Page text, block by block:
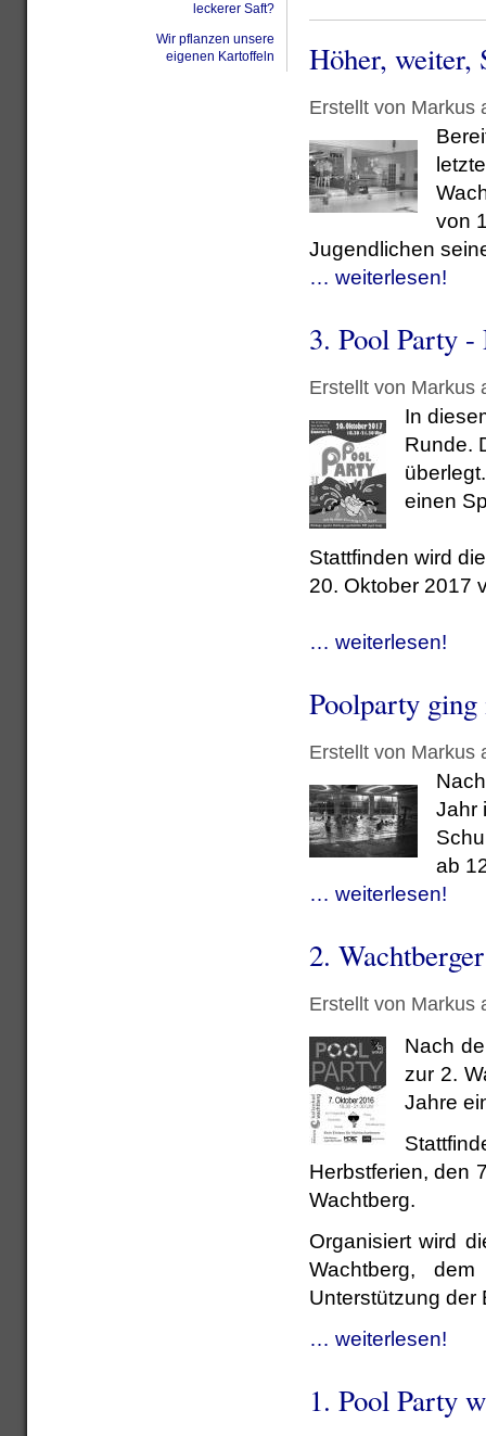
Höher, weiter,
Erstellt von Markus
von
Jugendlichen
… weiterlesen!
3. Pool Party -
Erstellt von Markus
In
Runde.
einen
Stattfinden wird
20. Oktober 2017
… weiterlesen!
Poolparty
Erstellt von Markus
Jahr
ab
… weiterlesen!
2.
Erstellt von Markus
Nach
zur 2.
Jahre
Herbstferien, den
Wachtberg.
Organisiert wird
Wachtberg,
Unterstützung der
… weiterlesen!
1. Pool Party
leckerer Saft?
Wir pflanzen unsere
eigenen Kartoffeln